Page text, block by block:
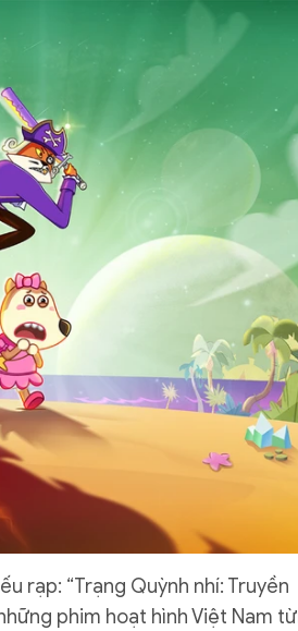
rạp: “Trạng Quỳnh nhí: Truyền
phim hoạt hình Việt Nam